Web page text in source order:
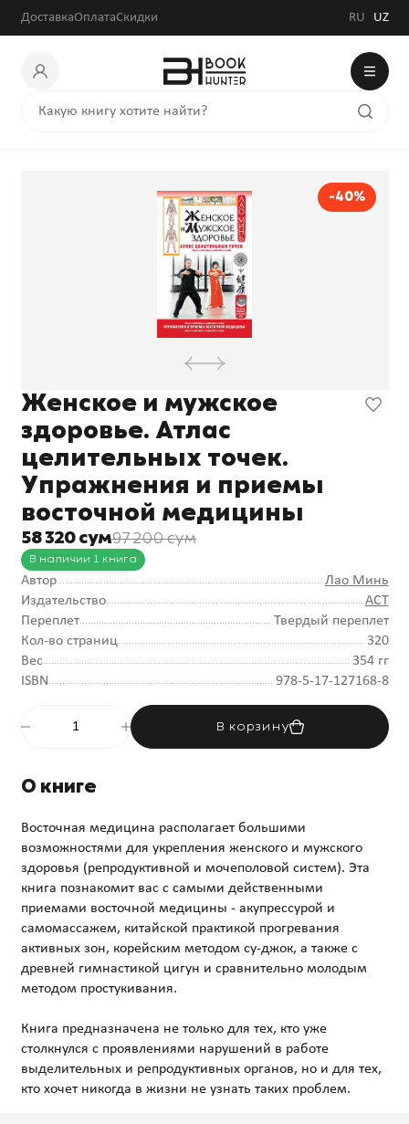
ДоставкаОплатаСкидки RU UZ
-40%
Женское и мужское
здоровье. Атлас
целительных точек.
Упражнения и приемы
восточной медицины
58 320 сум97 200 сум
В наличии 1 книга
Автор
Лао Минь
Издательство
АСТ
Переплет
Твердый переплет
Кол-во страниц
320
Вес
354 гг
ISBN
978-5-17-127168-8
В корзину
О книге
Восточная медицина располагает большими
возможностями для укрепления женского и мужского
здоровья (репродуктивной и мочеполовой систем). Эта
книга познакомит вас с самыми действенными
приемами восточной медицины - акупрессурой и
самомассажем, китайской практикой прогревания
активных зон, корейским методом су-джок, а также с
древней гимнастикой цигун и сравнительно молодым
методом простукивания.
Книга предназначена не только для тех, кто уже
столкнулся с проявлениями нарушений в работе
выделительных и репродуктивных органов, но и для тех,